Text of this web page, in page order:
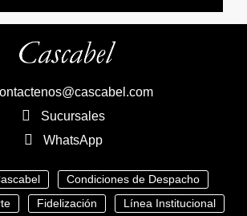
Sucursales
WhatsApp
Condiciones de Despacho
Fidelización Línea Institucional